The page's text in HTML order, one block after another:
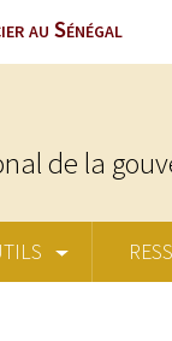
au Sénégal
de la